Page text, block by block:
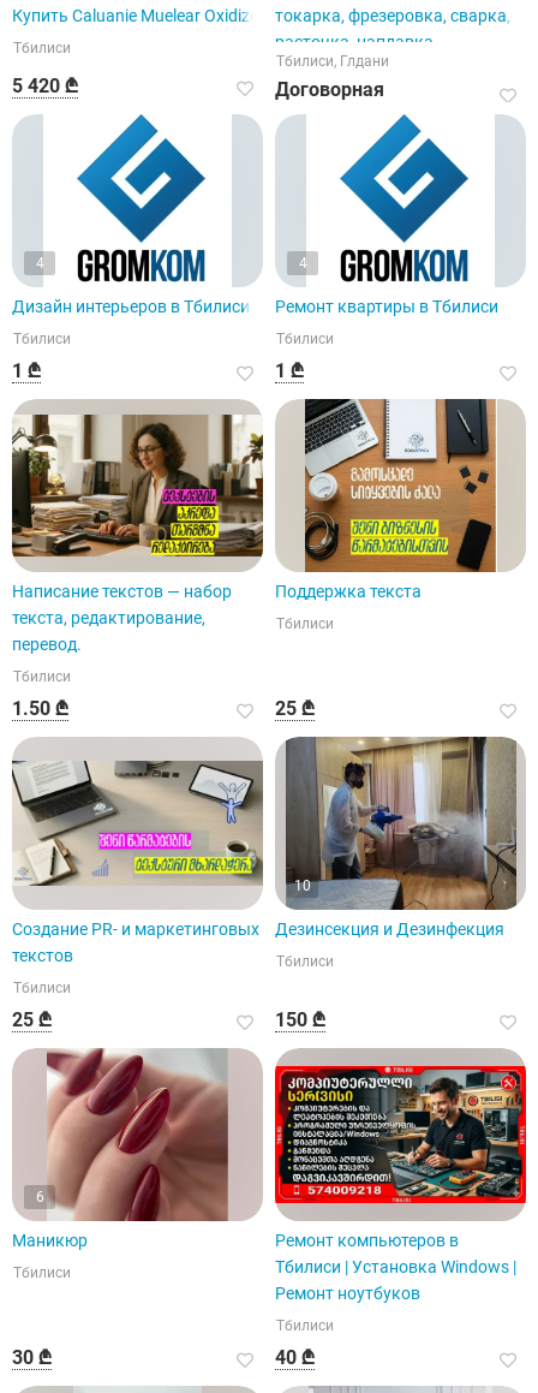
Купить Caluanie Muelear Oxidize
Тбилиси
5 420 ₾
токарка, фрезеровка, сварка,
расточка, наплавка
Тбилиси, Глдани
Договорная
4
Дизайн интерьеров в Тбилиси
Тбилиси
1 ₾
4
Ремонт квартиры в Тбилиси
Тбилиси
1 ₾
Написание текстов — набор
текста, редактирование,
перевод.
Тбилиси
1.50 ₾
Поддержка текста
Тбилиси
25 ₾
Создание PR- и маркетинговых
текстов
Тбилиси
25 ₾
10
Дезинсекция и Дезинфекция
Тбилиси
150 ₾
6
Маникюр
Тбилиси
30 ₾
Ремонт компьютеров в
Тбилиси | Установка Windows |
Ремонт ноутбуков
Тбилиси
40 ₾